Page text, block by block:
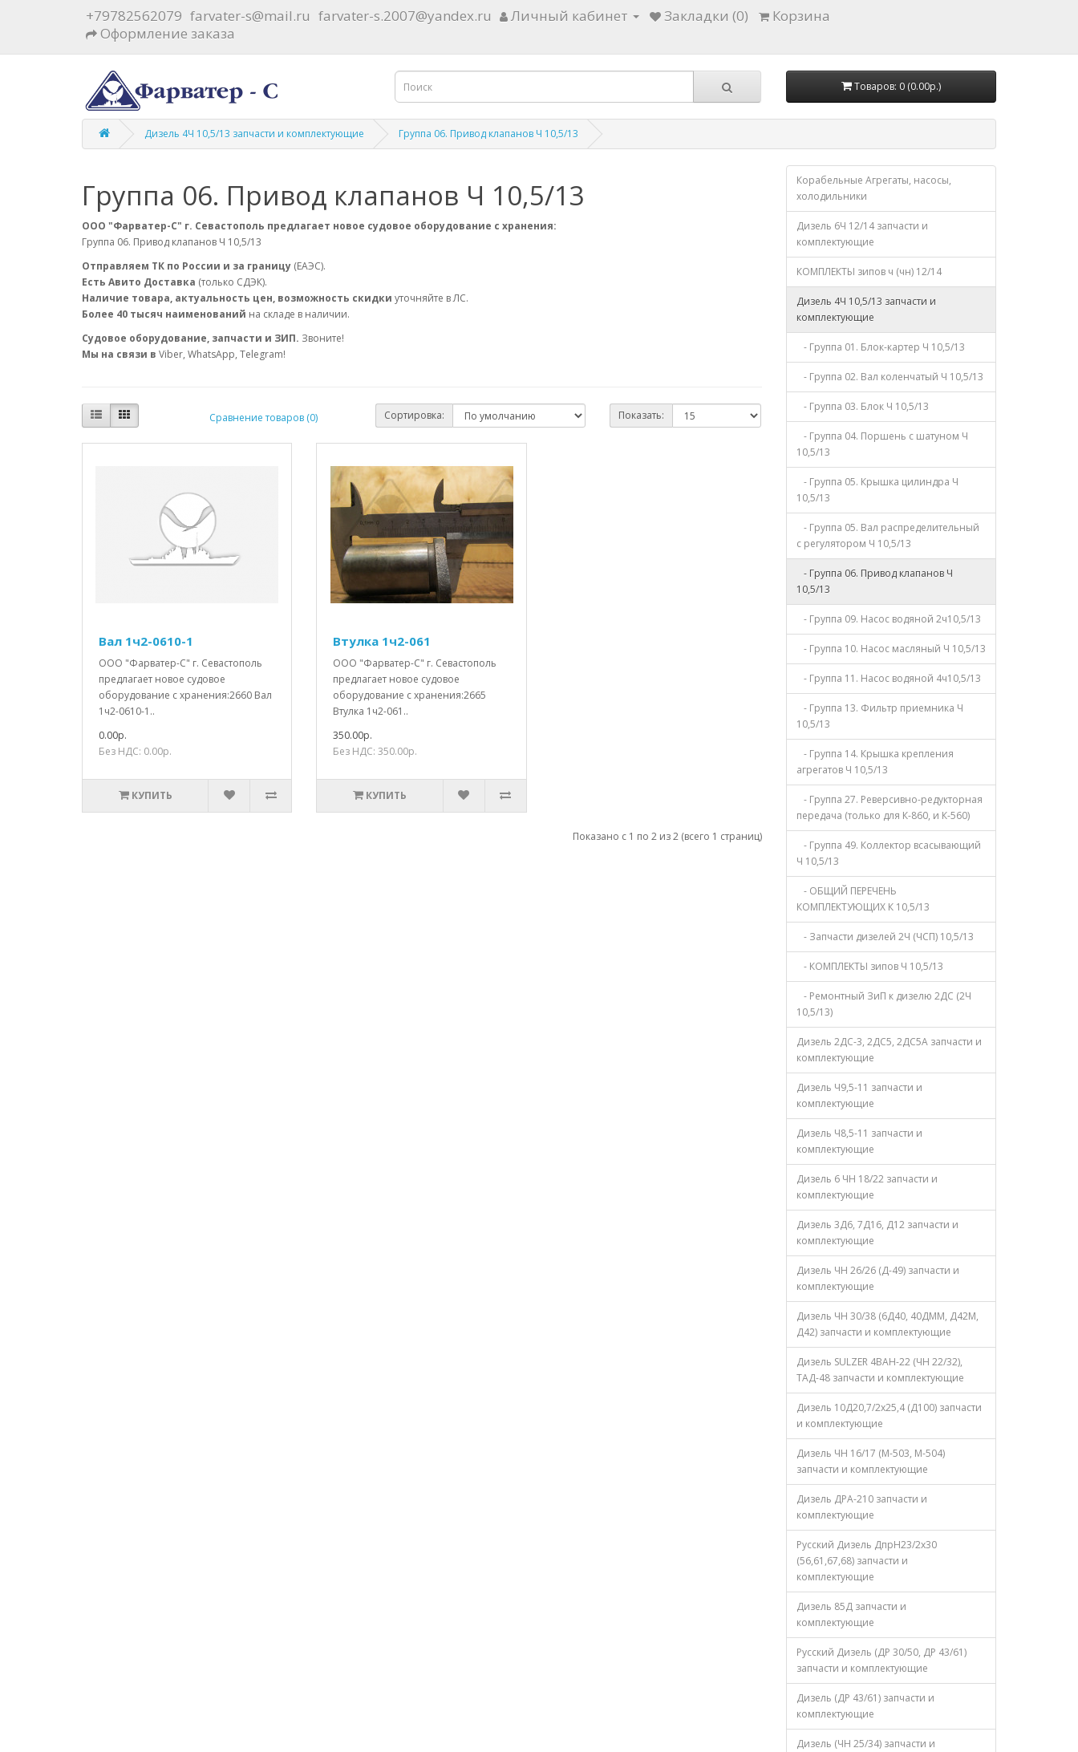
+79782562079 farvater-s@mail.ru farvater-s.2007@yandex.ru Личный кабинет Закладки (0)
Корзина
Оформление заказа
Товаров: 0 (0.00р.)
Дизель 4Ч 10,5/13 запчасти и комплектующие Группа 06. Привод клапанов Ч 10,5/13
Группа 06. Привод клапанов Ч 10,5/13
ООО "Фарватер-С" г. Севастополь предлагает новое судовое оборудование с хранения:
Группа 06. Привод клапанов Ч 10,5/13
Отправляем ТК по России и за границу (ЕАЭС).
Есть Авито Доставка (только СДЭК).
Наличие товара, актуальность цен, возможность скидки уточняйте в ЛС.
Более 40 тысяч наименований на складе в наличии.
Судовое оборудование, запчасти и ЗИП. Звоните!
Мы на связи в Viber, WhatsApp, Telegram!
Сравнение товаров (0) Сортировка: Показать:
Вал 1ч2-0610-1
ООО "Фарватер-С" г. Севастополь
предлагает новое судовое
оборудование с хранения:2660 Вал
1ч2-0610-1..
0.00р.
Без НДС: 0.00р.
КУПИТЬ
Втулка 1ч2-061
ООО "Фарватер-С" г. Севастополь
предлагает новое судовое
оборудование с хранения:2665
Втулка 1ч2-061..
350.00р.
Без НДС: 350.00р.
КУПИТЬ
Показано с 1 по 2 из 2 (всего 1 страниц)
Корабельные Агрегаты, насосы,
холодильники
Дизель 6Ч 12/14 запчасти и
комплектующие
КОМПЛЕКТЫ зипов ч (чн) 12/14
Дизель 4Ч 10,5/13 запчасти и
комплектующие
- Группа 01. Блок-картер Ч 10,5/13
- Группа 02. Вал коленчатый Ч 10,5/13
- Группа 03. Блок Ч 10,5/13
- Группа 04. Поршень с шатуном Ч
10,5/13
- Группа 05. Крышка цилиндра Ч
10,5/13
- Группа 05. Вал распределительный
с регулятором Ч 10,5/13
- Группа 06. Привод клапанов Ч
10,5/13
- Группа 09. Насос водяной 2ч10,5/13
- Группа 10. Насос масляный Ч 10,5/13
- Группа 11. Насос водяной 4ч10,5/13
- Группа 13. Фильтр приемника Ч
10,5/13
- Группа 14. Крышка крепления
агрегатов Ч 10,5/13
- Группа 27. Реверсивно-редукторная
передача (только для К-860, и К-560)
- Группа 49. Коллектор всасывающий
Ч 10,5/13
- ОБЩИЙ ПЕРЕЧЕНЬ
КОМПЛЕКТУЮЩИХ К 10,5/13
- Запчасти дизелей 2Ч (ЧСП) 10,5/13
- КОМПЛЕКТЫ зипов Ч 10,5/13
- Ремонтный ЗиП к дизелю 2ДС (2Ч
10,5/13)
Дизель 2ДС-3, 2ДС5, 2ДС5А запчасти и
комплектующие
Дизель Ч9,5-11 запчасти и
комплектующие
Дизель Ч8,5-11 запчасти и
комплектующие
Дизель 6 ЧН 18/22 запчасти и
комплектующие
Дизель 3Д6, 7Д16, Д12 запчасти и
комплектующие
Дизель ЧН 26/26 (Д-49) запчасти и
комплектующие
Дизель ЧН 30/38 (6Д40, 40ДММ, Д42М,
Д42) запчасти и комплектующие
Дизель SULZER 4ВАН-22 (ЧН 22/32),
ТАД-48 запчасти и комплектующие
Дизель 10Д20,7/2х25,4 (Д100) запчасти
и комплектующие
Дизель ЧН 16/17 (М-503, М-504)
запчасти и комплектующие
Дизель ДРА-210 запчасти и
комплектующие
Русский Дизель ДпрН23/2х30
(56,61,67,68) запчасти и
комплектующие
Дизель 85Д запчасти и
комплектующие
Русский Дизель (ДР 30/50, ДР 43/61)
запчасти и комплектующие
Дизель (ДР 43/61) запчасти и
комплектующие
Дизель (ЧН 25/34) запчасти и